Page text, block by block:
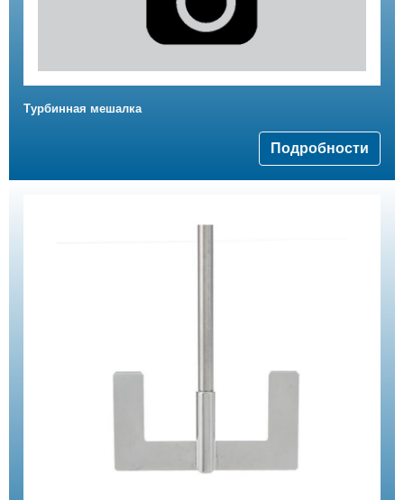
Турбинная мешалка
Подробности